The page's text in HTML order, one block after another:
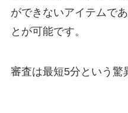
ができないアイテムで
とが可能です。
審査は最短5分という驚